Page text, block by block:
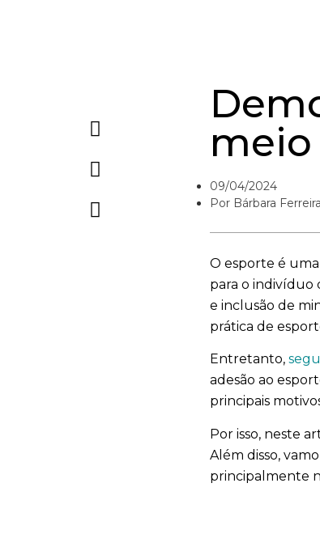
09/04/2024
Por Bárbara Ferreira
O esporte é
para o indivíduo
e inclusão de
prática de
Entretanto,
adesão ao
principais
Por isso, neste
Além disso,
principalmente